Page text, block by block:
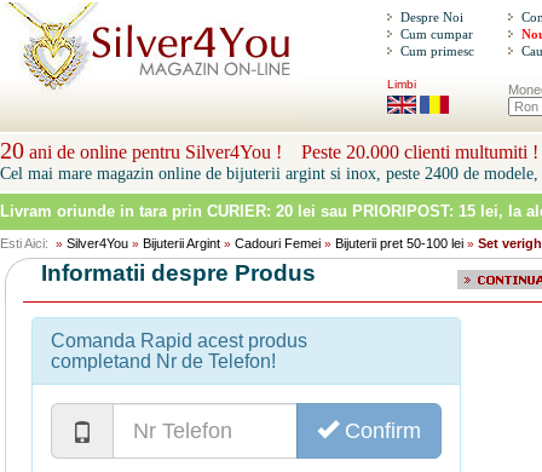
Despre Noi
Cum cumpar
Cum primesc
Limbi
20 ani de online pentru Silver4You ! Peste 20.000 clienti multumiti !
Cel mai mare magazin online de bijuterii argint si inox, peste 2400 de modele,
Livram oriunde in tara prin CURIER: 20 lei sau PRIORIPOST: 15 lei, la
Esti Aici: » Silver4You » Bijuterii Argint » Cadouri Femei » Bijuterii pret 50-100 lei » Set
Informatii despre Produs
Comanda Rapid acest produs
completand Nr de Telefon!
Confirm